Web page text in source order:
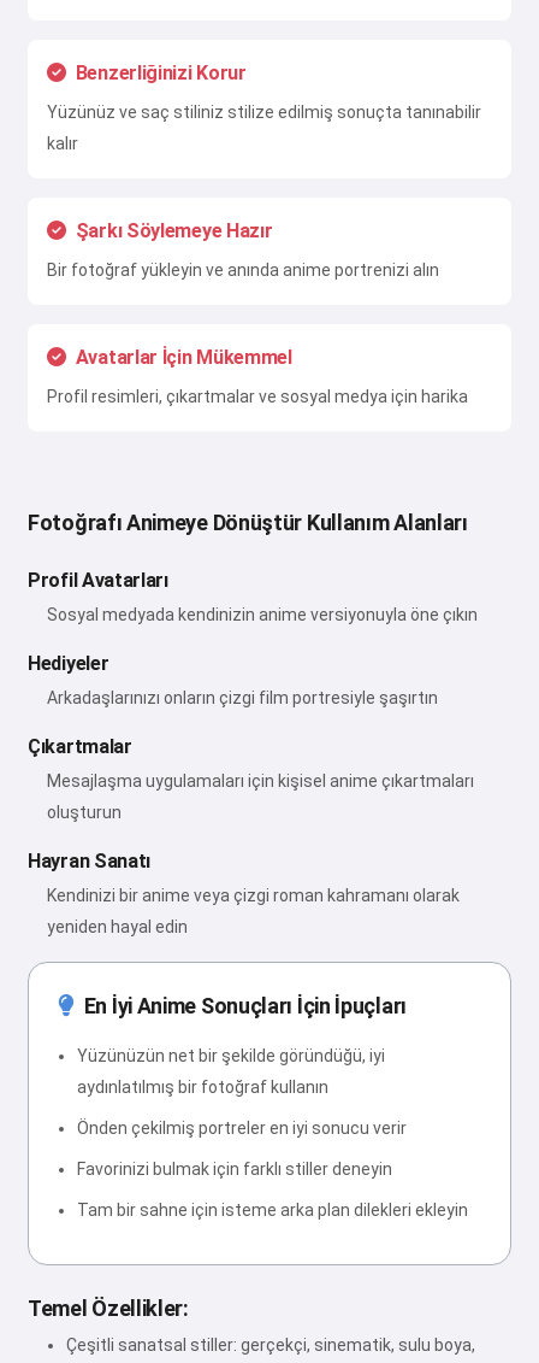
Benzerliğinizi Korur
Yüzünüz ve saç stiliniz stilize edilmiş sonuçta tanınabilir
kalır
Şarkı Söylemeye Hazır
Bir fotoğraf yükleyin ve anında anime portrenizi alın
Avatarlar İçin Mükemmel
Profil resimleri, çıkartmalar ve sosyal medya için harika
Fotoğrafı Animeye Dönüştür Kullanım Alanları
Profil Avatarları
Sosyal medyada kendinizin anime versiyonuyla öne çıkın
Hediyeler
Arkadaşlarınızı onların çizgi film portresiyle şaşırtın
Çıkartmalar
Mesajlaşma uygulamaları için kişisel anime çıkartmaları
oluşturun
Hayran Sanatı
Kendinizi bir anime veya çizgi roman kahramanı olarak
yeniden hayal edin
En İyi Anime Sonuçları İçin İpuçları
Yüzünüzün net bir şekilde göründüğü, iyi
aydınlatılmış bir fotoğraf kullanın
Önden çekilmiş portreler en iyi sonucu verir
Favorinizi bulmak için farklı stiller deneyin
Tam bir sahne için isteme arka plan dilekleri ekleyin
Temel Özellikler:
Çeşitli sanatsal stiller: gerçekçi, sinematik, sulu boya,